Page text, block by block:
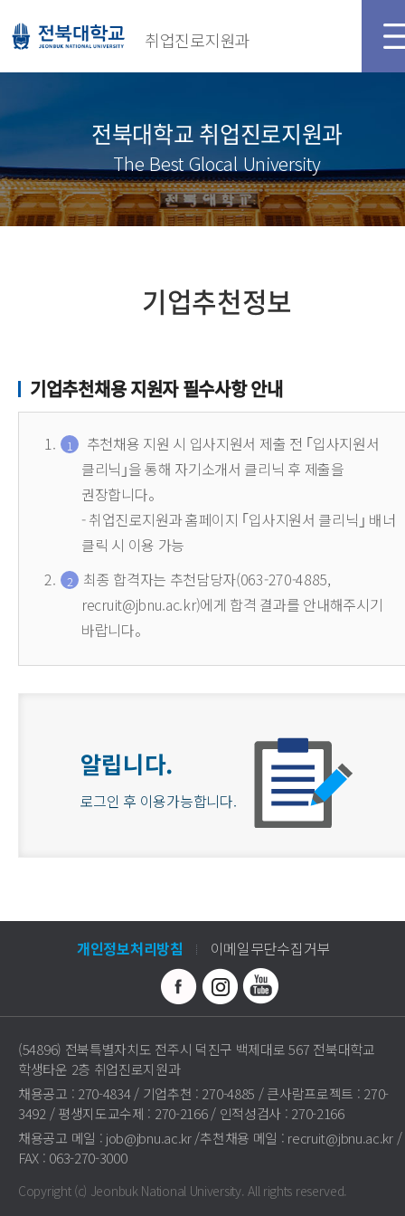
취업진로지원과
전북대학교 취업진로지원과
The Best Glocal University
기업추천정보
기업추천채용 지원자 필수사항 안내
추천채용 지원 시 입사지원서 제출 전 ｢입사지원서
클리닉｣을 통해 자기소개서 클리닉 후 제출을
권장합니다。
- 취업진로지원과 홈페이지 ｢입사지원서 클리닉｣ 배너
클릭 시 이용 가능
최종 합격자는 추천담당자(063-270-4885,
recruit@jbnu.ac.kr)에게 합격 결과를 안내해주시기
바랍니다。
알립니다.
로그인 후 이용가능합니다.
개인정보처리방침 이메일무단수집거부
(54896) 전북특별자치도 전주시 덕진구 백제대로 567 전북대학교
학생타운 2층 취업진로지원과
채용공고 : 270-4834 / 기업추천 : 270-4885 / 큰사람프로젝트 : 270-
3492 / 평생지도교수제 : 270-2166 / 인적성검사 : 270-2166
채용공고 메일 : job@jbnu.ac.kr /추천채용 메일 : recruit@jbnu.ac.kr /
FAX : 063-270-3000
Copyright (c) Jeonbuk National University.All rights reserved.